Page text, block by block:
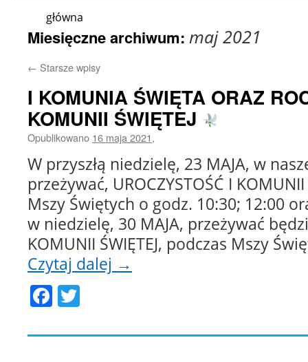
główna
Miesięczne archiwum: maj 2021
← Starsze wpisy
I KOMUNIA ŚWIĘTA ORAZ
KOMUNII ŚWIĘTEJ
Opublikowano 16 maja 2021,
W przyszłą niedzielę, 23 MAJA, w
przeżywać, UROCZYSTOŚĆ I
Mszy Świętych o godz. 10:30; 12:00
w niedzielę, 30 MAJA, przeżywać
KOMUNII ŚWIĘTEJ, podczas Mszy
Czytaj dalej →
Facebook